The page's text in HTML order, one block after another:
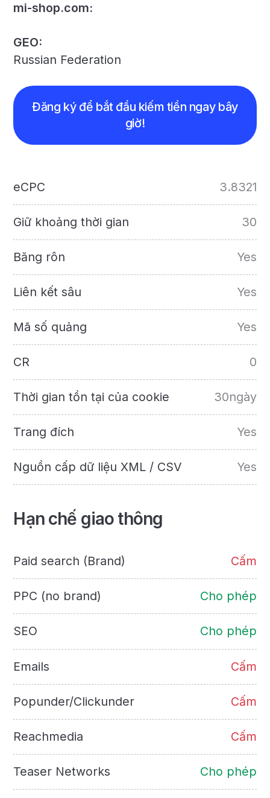
mi-shop.com:
GEO:
Russian Federation
Đăng ký để bắt đầu kiếm tiền ngay bây
giờ!
eCPC 3.8321
Giữ khoảng thời gian 30
Băng rôn Yes
Liên kết sâu Yes
Mã số quảng Yes
CR 0
Thời gian tồn tại của cookie 30ngày
Trang đích Yes
Nguồn cấp dữ liệu XML / CSV Yes
Hạn chế giao thông
Paid search (Brand) Cấm
PPC (no brand) Cho phép
SEO Cho phép
Emails Cấm
Popunder/Clickunder Cấm
Reachmedia Cấm
Teaser Networks Cho phép